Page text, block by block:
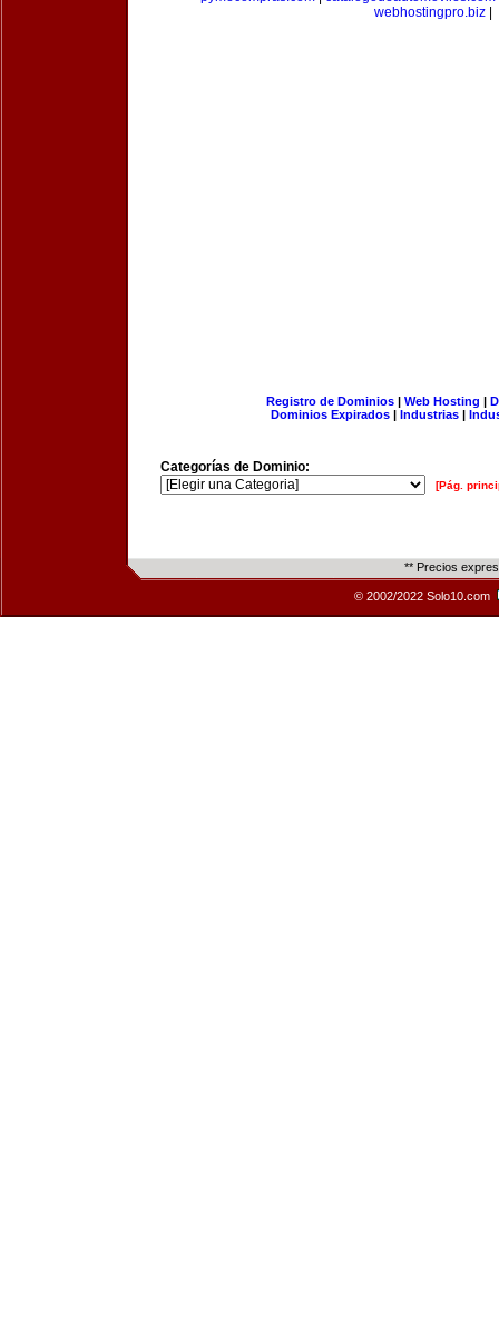
webhostingpro.biz
Registro de Dominios| Web Hosting |
Dominios Expirados | Industrias |
Categorías de Dominio:
[Pág.
** Precios
© 2002/2022 Solo10.com